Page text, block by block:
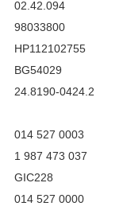
02.42.094
98033800
HP112102755
BG54029
24.8190-0424.2
014 527 0003
1 987 473 037
GIC228
014 527 0000